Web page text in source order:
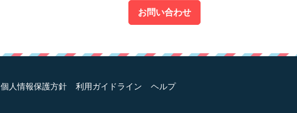
お問い合わせ
個人情報保護方針 利用ガイドライン ヘルプ